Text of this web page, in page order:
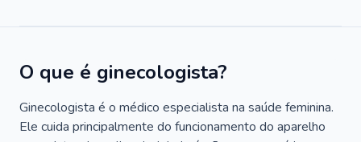
O que é ginecologista?
Ginecologista é o médico especialista na saúde feminina.
Ele cuida principalmente do funcionamento do aparelho